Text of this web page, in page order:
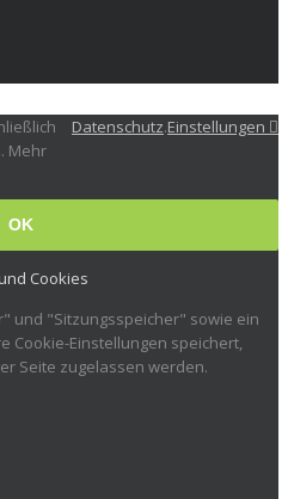
Mehr
Datenschutz.Einstellungen
OK
Cookies
und "Sitzungsspeicher" sowie ein
Cookie-Einstellungen speichert,
Seite zugelassen werden.